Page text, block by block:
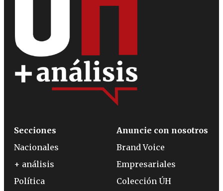
Secciones
Nacionales
+ análisis
Política
Anuncie con nosotros
Brand Voice
Empresariales
Colección ÚH